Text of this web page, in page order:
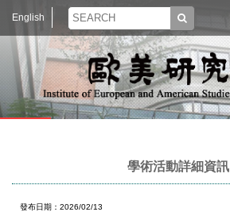
English
學術活動詳細資訊
發布日期：2026/02/13